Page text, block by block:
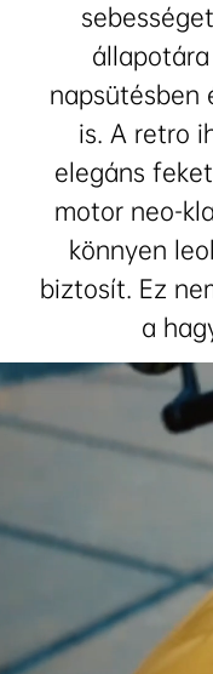
napsütésben
is. A retro
elegáns
motor neo-
könnyen
biztosít. Ez
a